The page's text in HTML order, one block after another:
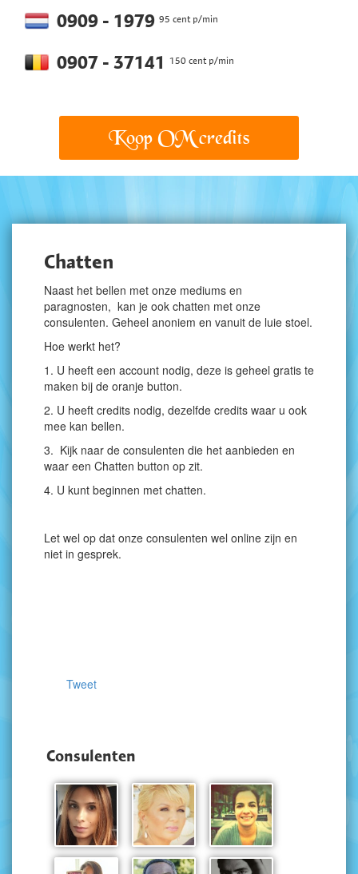
0909 - 1979 95 cent p/min
0907 - 37141 150 cent p/min
Koop OM credits
Chatten
Naast het bellen met onze mediums en
paragnosten, kan je ook chatten met onze
consulenten. Geheel anoniem en vanuit de luie stoel.
Hoe werkt het?
1. U heeft een account nodig, deze is geheel gratis te
maken bij de oranje button.
2. U heeft credits nodig, dezelfde credits waar u ook
mee kan bellen.
3. Kijk naar de consulenten die het aanbieden en
waar een Chatten button op zit.
4. U kunt beginnen met chatten.
Let wel op dat onze consulenten wel online zijn en
niet in gesprek.
Tweet
Consulenten